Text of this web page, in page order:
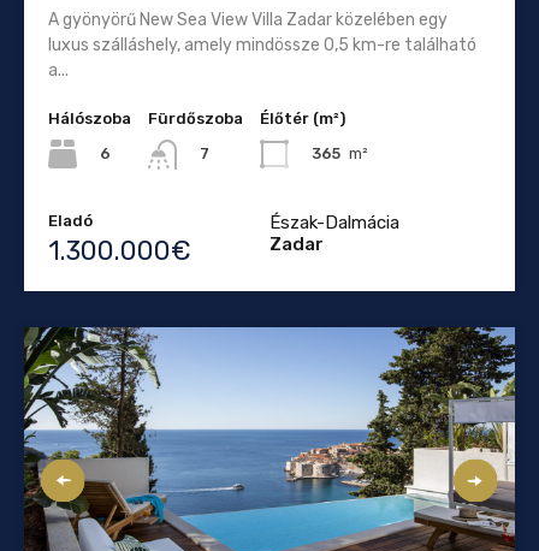
A gyönyörű New Sea View Villa Zadar közelében egy
luxus szálláshely, amely mindössze 0,5 km-re található
a...
Hálószoba
6
Fürdőszoba
7
Élőtér (m²)
365 m²
Eladó
1.300.000€
Észak-Dalmácia
Zadar